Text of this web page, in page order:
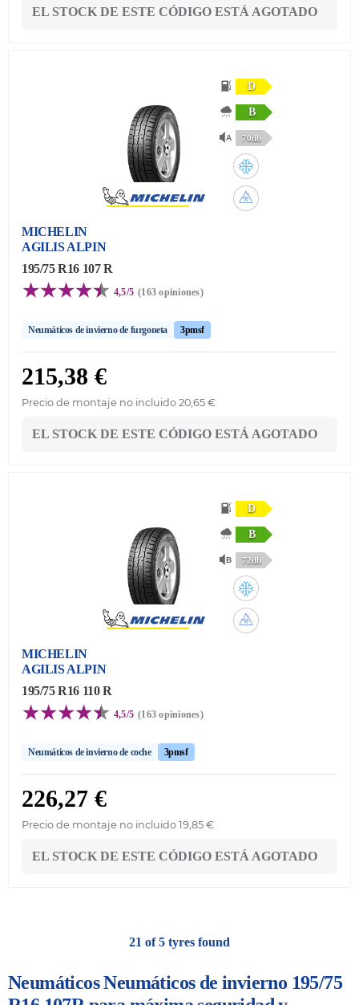
EL STOCK DE ESTE CÓDIGO ESTÁ AGOTADO
D
B
70db
MICHELIN
AGILIS ALPIN
195/75 R16 107 R
4,5/5 (163 opiniones)
Neumáticos de invierno de furgoneta 3pmsf
215,38 €
Precio de montaje no incluido 20,65 €
EL STOCK DE ESTE CÓDIGO ESTÁ AGOTADO
D
B
72db
MICHELIN
AGILIS ALPIN
195/75 R16 110 R
4,5/5 (163 opiniones)
Neumáticos de invierno de coche 3pmsf
226,27 €
Precio de montaje no incluido 19,85 €
EL STOCK DE ESTE CÓDIGO ESTÁ AGOTADO
21 of 5 tyres found
Neumáticos Neumáticos de invierno 195/75